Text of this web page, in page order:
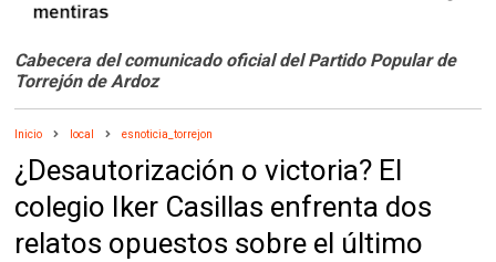
Cabecera del comunicado oficial del Partido Popular de
Torrejón de Ardoz
Inicio local esnoticia_torrejon
¿Desautorización o victoria? El
colegio Iker Casillas enfrenta dos
relatos opuestos sobre el último